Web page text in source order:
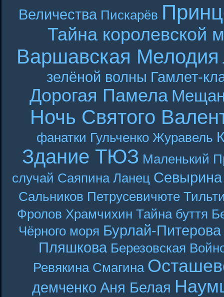
Величества Пискарёв
Тайна королевской
Варшавская Мелодия
зелёной волны Гамлет-
Дорогая Памела
Ночь Святого
фанатки Гульченко Журавель
Здание ТЮЗ Маленький
случай Саяпина Ланец Севырина
Сальников Петрусевичюте
Фролов Храмчихин Тайна буття
Чёрного моря Бурлай-Питерова
Пляшкова Березовская
Ревякина Смагина
демченко Аня Белая